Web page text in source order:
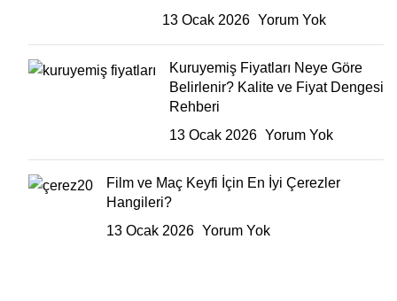
13 Ocak 2026 Yorum Yok
Kuruyemiş Fiyatları Neye Göre
Belirlenir? Kalite ve Fiyat Dengesi
Rehberi
13 Ocak 2026 Yorum Yok
Film ve Maç Keyfi İçin En İyi Çerezler
Hangileri?
13 Ocak 2026 Yorum Yok